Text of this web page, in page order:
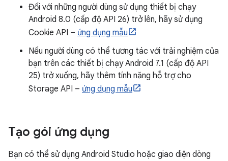
Đối với những người dùng sử dụng thiết bị chạy
Android 8.0 (cấp độ API 26) trở lên, hãy sử dụng
Cookie API – ứng dụng mẫu
Nếu người dùng có thể tương tác với trải nghiệm của
bạn trên các thiết bị chạy Android 7.1 (cấp độ API
25) trở xuống, hãy thêm tính năng hỗ trợ cho
Storage API – ứng dụng mẫu
Tạo gói ứng dụng
Bạn có thể sử dụng Android Studio hoặc giao diện dòng